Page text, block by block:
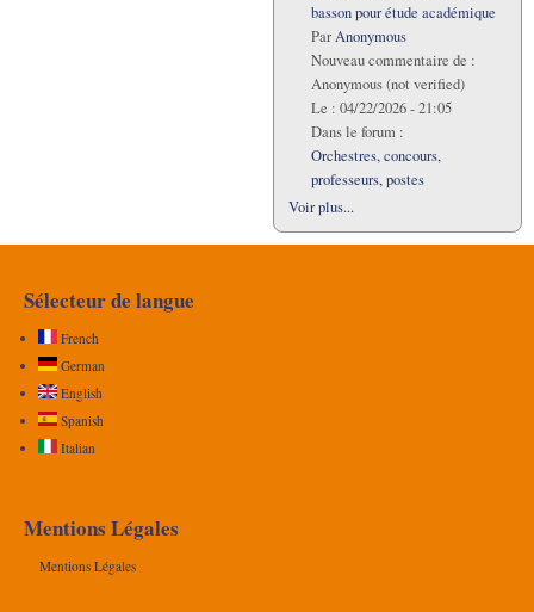
basson pour étude académique
ParAnonymous
Nouveau commentaire de :
Anonymous (not verified)
Le : 04/22/2026 - 21:05
Dans le forum :
Orchestres, concours,
professeurs, postes
Voir plus...
Sélecteur de langue
French
German
English
Spanish
Italian
Mentions Légales
Mentions Légales